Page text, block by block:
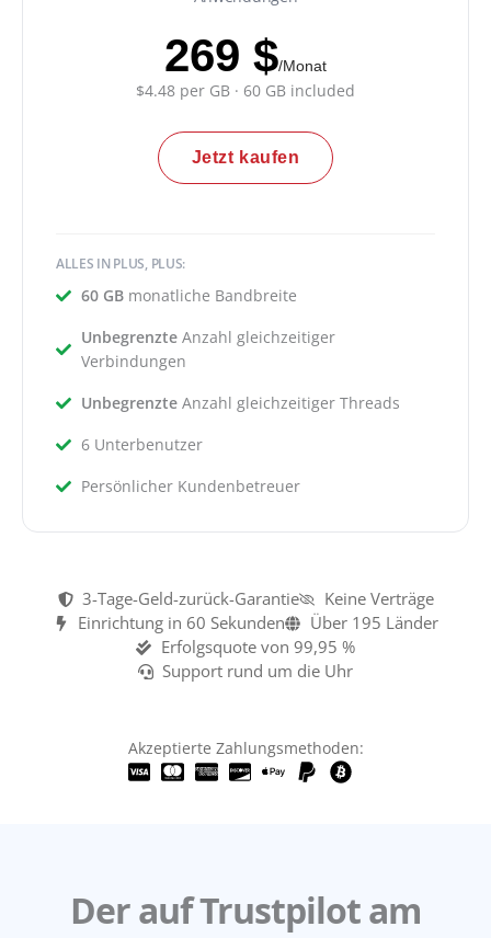
269 $/Monat
$4.48 per GB · 60 GB included
Jetzt kaufen
ALLES IN PLUS, PLUS:
60 GBmonatliche Bandbreite
UnbegrenzteAnzahl gleichzeitiger
Verbindungen
UnbegrenzteAnzahl gleichzeitiger Threads
6 Unterbenutzer
Persönlicher Kundenbetreuer
3-Tage-Geld-zurück-Garantie
Keine Verträge
Einrichtung in 60 Sekunden
Über 195 Länder
Erfolgsquote von 99,95 %
Support rund um die Uhr
Akzeptierte Zahlungsmethoden:
Der auf Trustpilot am